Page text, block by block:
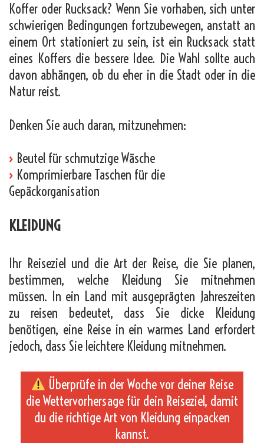
Koffer oder Rucksack? Wenn Sie vorhaben, sich unter
schwierigen Bedingungen fortzubewegen, anstatt an
einem Ort stationiert zu sein, ist ein Rucksack statt
eines Koffers die bessere Idee. Die Wahl sollte auch
davon abhängen, ob du eher in die Stadt oder in die
Natur reist.
Denken Sie auch daran, mitzunehmen:
› Beutel für schmutzige Wäsche
› Komprimierbare Taschen für die
Gepäckorganisation
KLEIDUNG
Ihr Reiseziel und die Art der Reise, die Sie planen,
bestimmen, welche Kleidung Sie mitnehmen
müssen. In ein Land mit ausgeprägten Jahreszeiten
zu reisen bedeutet, dass Sie dicke Kleidung
benötigen, eine Reise in ein warmes Land erfordert
jedoch, dass Sie leichtere Kleidung mitnehmen.
Überprüfe in der Woche vor deiner Reise
die Wettervorhersage für dein Reiseziel, damit
du die richtige Art von Kleidung einpacken
kannst.